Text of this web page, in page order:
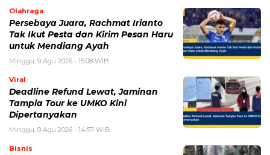
Olahraga
Persebaya Juara, Rachmat Irianto
Tak Ikut Pesta dan Kirim Pesan Haru
untuk Mendiang Ayah
Minggu, 9 Agu 2026 - 15:08 WIB
Viral
Deadline Refund Lewat, Jaminan
Tampia Tour ke UMKO Kini
Dipertanyakan
Minggu, 9 Agu 2026 - 14:57 WIB
Bisnis